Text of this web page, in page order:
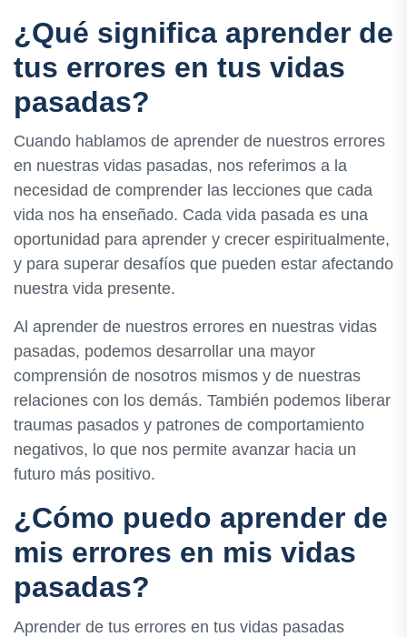
¿Qué significa aprender de
tus errores en tus vidas
pasadas?
Cuando hablamos de aprender de nuestros errores
en nuestras vidas pasadas, nos referimos a la
necesidad de comprender las lecciones que cada
vida nos ha enseñado. Cada vida pasada es una
oportunidad para aprender y crecer espiritualmente,
y para superar desafíos que pueden estar afectando
nuestra vida presente.
Al aprender de nuestros errores en nuestras vidas
pasadas, podemos desarrollar una mayor
comprensión de nosotros mismos y de nuestras
relaciones con los demás. También podemos liberar
traumas pasados y patrones de comportamiento
negativos, lo que nos permite avanzar hacia un
futuro más positivo.
¿Cómo puedo aprender de
mis errores en mis vidas
pasadas?
Aprender de tus errores en tus vidas pasadas